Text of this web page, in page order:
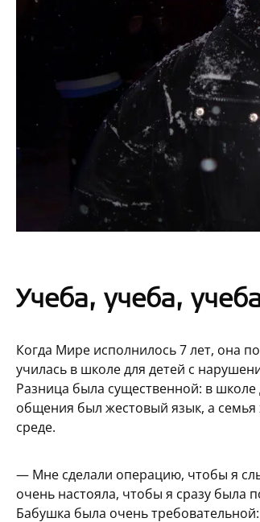
Учеба, учеба,
Когда Мире исполнилось 7 лет, она
училась в школе для детей с
Разница была существенной: в
общения был жестовый язык, а
среде.
— Мне сделали операцию, чтобы я
очень настояла, чтобы я сразу
Бабушка была очень